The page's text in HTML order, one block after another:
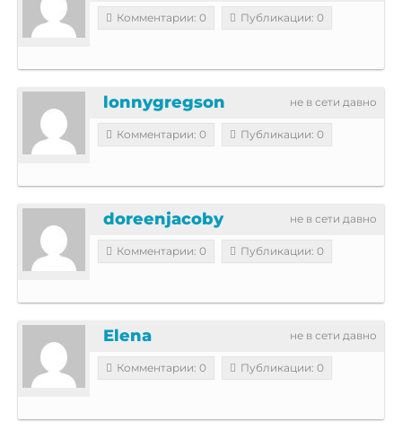
Комментарии: 0 Публикации: 0
не в сети давно
lonnygregson
Комментарии: 0 Публикации: 0
не в сети давно
doreenjacoby
Комментарии: 0 Публикации: 0
не в сети давно
Elena
Комментарии: 0 Публикации: 0